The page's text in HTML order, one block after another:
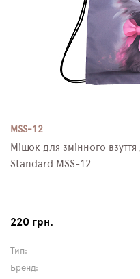
MSS-12
Мішок для змінного
Standard MSS-12
220 грн.
Тип:
Бренд: